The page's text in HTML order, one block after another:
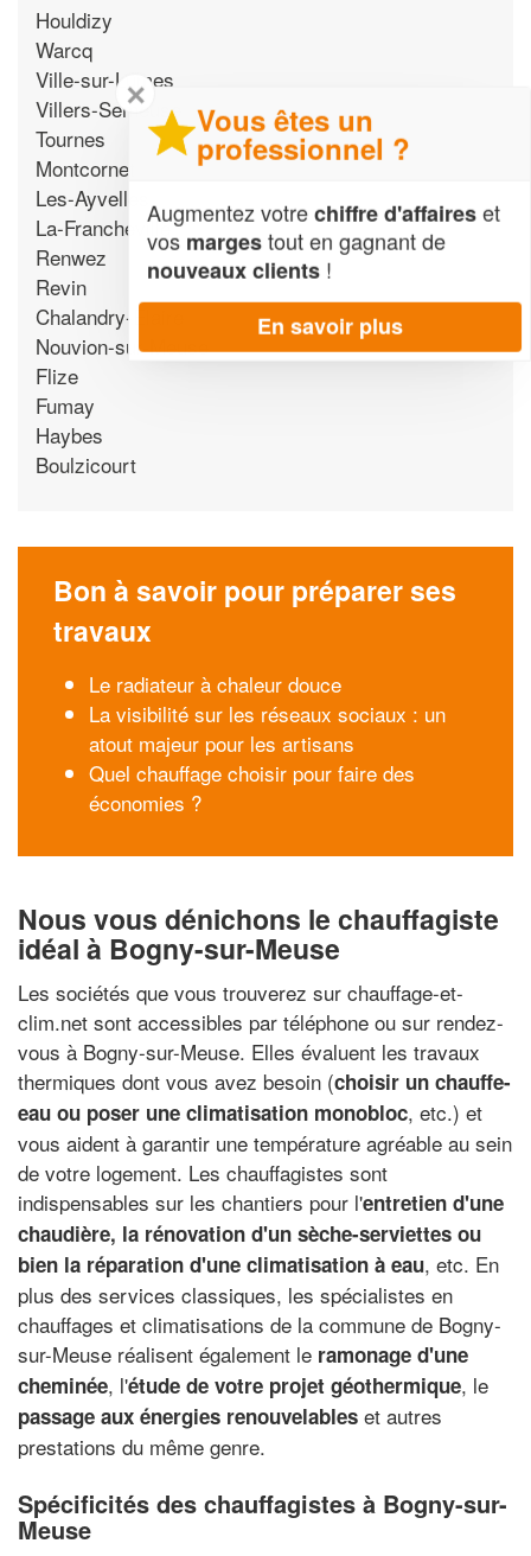
Houldizy
Warcq
Ville-sur-Lumes
Villers-Semeuse
Tournes
Montcornet
Les-Ayvelles
La-Francheville
Renwez
Revin
Chalandry-Elaire
Nouvion-sur-Meuse
Flize
Fumay
Haybes
Boulzicourt
Bon à savoir pour préparer ses
travaux
Le radiateur à chaleur douce
La visibilité sur les réseaux sociaux : un
atout majeur pour les artisans
Quel chauffage choisir pour faire des
économies ?
Nous vous dénichons le chauffagiste
idéal à Bogny-sur-Meuse
Les sociétés que vous trouverez sur chauffage-et-
clim.net sont accessibles par téléphone ou sur rendez-
vous à Bogny-sur-Meuse. Elles évaluent les travaux
thermiques dont vous avez besoin (choisir un chauffe-
eau ou poser une climatisation monobloc, etc.) et
vous aident à garantir une température agréable au sein
de votre logement. Les chauffagistes sont
indispensables sur les chantiers pour l'entretien d'une
chaudière, la rénovation d'un sèche-serviettes ou
bien la réparation d'une climatisation à eau, etc. En
plus des services classiques, les spécialistes en
chauffages et climatisations de la commune de Bogny-
sur-Meuse réalisent également le ramonage d'une
cheminée, l'étude de votre projet géothermique, le
passage aux énergies renouvelables et autres
prestations du même genre.
Spécificités des chauffagistes à Bogny-sur-
Meuse
✕
Vous êtes un
professionnel ?
Augmentez votrechiffre d'affaireset
vos margestout en gagnant de
nouveaux clients !
En savoir plus